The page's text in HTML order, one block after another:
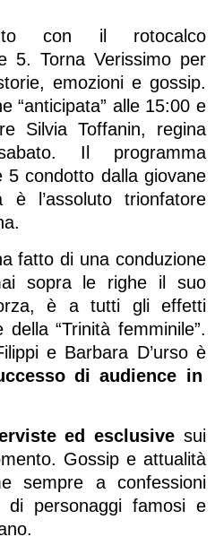
con il rotocalco
5. Torna Verissimo per
emozioni e gossip.
“anticipata” alle 15:00 e
Silvia Toffanin, regina
Il programma
5 condotto dalla giovane
è l’assoluto trionfatore
fatto di una conduzione
sopra le righe il suo
è a tutti gli effetti
della “Trinità femminile”.
e Barbara D’urso è
di audience in
ed esclusive sui
Gossip e attualità
sempre a confessioni
di personaggi famosi e